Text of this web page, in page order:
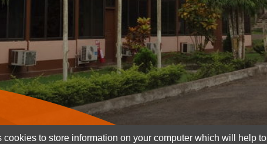
cookies to store information on your computer which will help to